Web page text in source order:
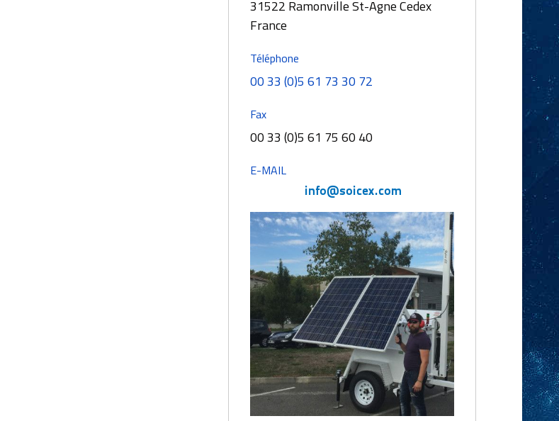
31522 Ramonville St-Agne Cedex
France
Téléphone
00 33 (0)5 61 73 30 72
Fax
00 33 (0)5 61 75 60 40
E-MAIL